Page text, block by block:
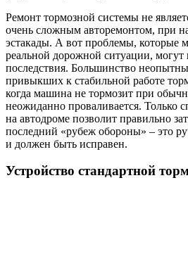
Ремонт тормозной системы не
очень сложным авторемонтом, при
эстакады. А вот проблемы, которые
реальной дорожной ситуации, могут
последствия. Большинство
привыкших к стабильной работе
когда машина не тормозит при
неожиданно проваливается. Только
на автодроме позволит правильно
последний «рубеж обороны» – это
и должен быть исправен.
Устройство стандартной